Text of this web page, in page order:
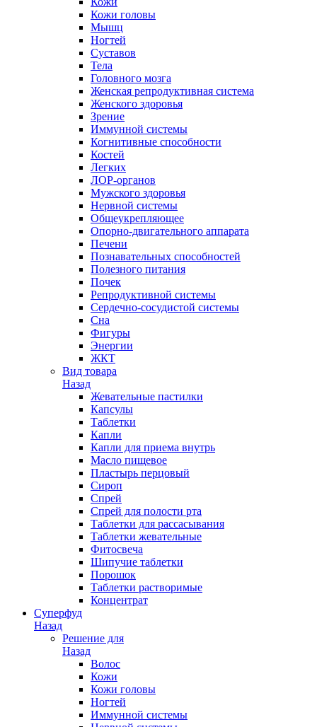
Кожи головы
Мышц
Ногтей
Суставов
Тела
Головного мозга
Женская репродуктивная система
Женского здоровья
Зрение
Иммунной системы
Когнитивные способности
Костей
Легких
ЛОР-органов
Мужского здоровья
Нервной системы
Общеукрепляющее
Опорно-двигательного аппарата
Печени
Познавательных способностей
Полезного питания
Почек
Репродуктивной системы
Сердечно-сосудистой системы
Сна
Фигуры
Энергии
ЖКТ
Вид товара
Назад
Жевательные пастилки
Капсулы
Таблетки
Капли
Капли для приема внутрь
Масло пищевое
Пластырь перцовый
Сироп
Спрей
Спрей для полости рта
Таблетки для рассасывания
Таблетки жевательные
Фитосвеча
Шипучие таблетки
Порошок
Таблетки растворимые
Концентрат
Суперфуд
Назад
Решение для
Назад
Волос
Кожи
Кожи головы
Ногтей
Иммунной системы